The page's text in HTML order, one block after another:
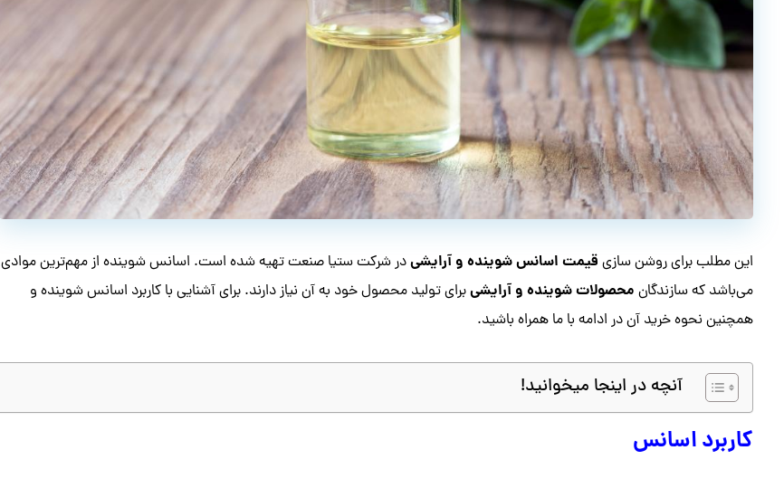
این مطلب برای روشن سازی قیمت اسانس شوینده و آرایشیدر شرکت ستیا صنعت تهیه شده است. اسانس شوینده از مهم‌ترین موادی
می‌باشد که سازندگان محصولات شوینده و آرایشیبرای تولید محصول خود به آن نیاز دارند. برای آشنایی با کاربرد اسانس شوینده و
همچنین نحوه خرید آن در ادامه با ما همراه باشید.
آنچه در اینجا میخوانید!
کاربرد اسانس